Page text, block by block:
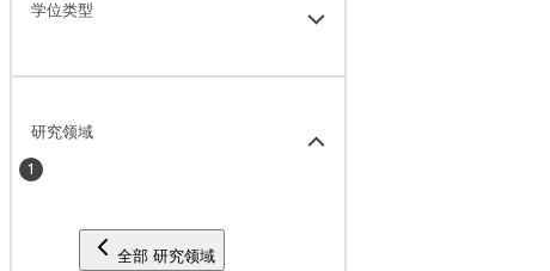
学位类型
研究领域
1
全部 研究领域